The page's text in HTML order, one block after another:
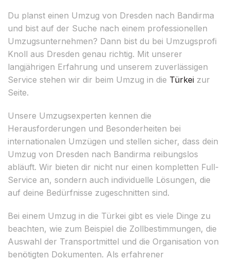
Du planst einen Umzug von Dresden nach Bandirma
und bist auf der Suche nach einem professionellen
Umzugsunternehmen? Dann bist du bei Umzugsprofi
Knoll aus Dresden genau richtig. Mit unserer
langjährigen Erfahrung und unserem zuverlässigen
Service stehen wir dir beim Umzug in die Türkei zur
Seite.
Unsere Umzugsexperten kennen die
Herausforderungen und Besonderheiten bei
internationalen Umzügen und stellen sicher, dass dein
Umzug von Dresden nach Bandirma reibungslos
abläuft. Wir bieten dir nicht nur einen kompletten Full-
Service an, sondern auch individuelle Lösungen, die
auf deine Bedürfnisse zugeschnitten sind.
Bei einem Umzug in die Türkei gibt es viele Dinge zu
beachten, wie zum Beispiel die Zollbestimmungen, die
Auswahl der Transportmittel und die Organisation von
benötigten Dokumenten. Als erfahrener